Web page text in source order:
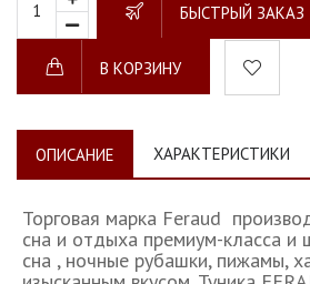
БЫСТРЫЙ ЗАКАЗ
В КОРЗИНУ
ОПИСАНИЕ ХАРАКТЕРИСТИКИ
Торговая марка Feraud
сна и отдыха премиум-класса
сна , ночные рубашки, пижамы,